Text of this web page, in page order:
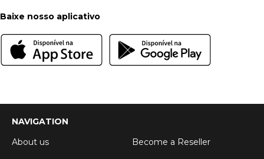
Baixe nosso aplicativo
NAVIGATION
About us
Become a Reseller